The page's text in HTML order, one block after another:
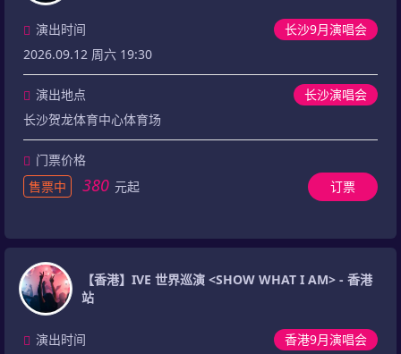
长沙9月演唱会
演出时间
2026.09.12 周六 19:30
演出地点
长沙演唱会
长沙贺龙体育中心体育场
门票价格
售票中
380 元起 订票
【香港】IVE 世界巡演 <SHOW WHAT I AM> - 香港
站
香港9月演唱会
演出时间